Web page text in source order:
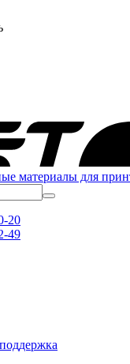
материалы для
20
49